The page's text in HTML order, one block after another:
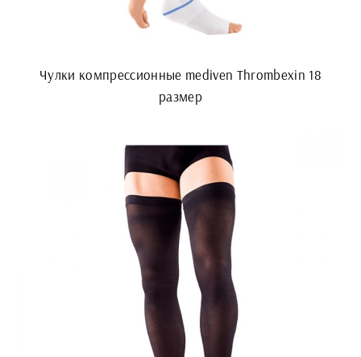
Чулки компрессионные mediven Thrombexin 18
размер